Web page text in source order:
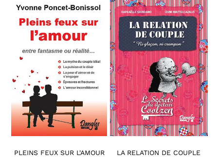
PLEINS FEUX SUR L'AMOUR LA RELATION DE COUPLE